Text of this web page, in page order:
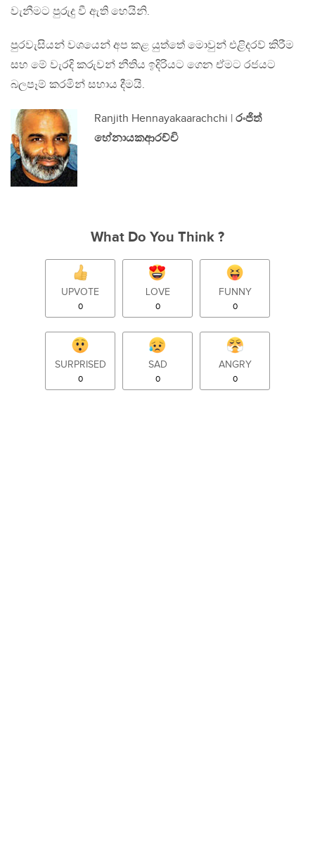
වැනීමට පුරුදු වී ඇති හෙයිනි.
පුරවැසියන් වශයෙන් අප කළ යුත්තේ මොවුන් එළිදරව් කිරීම
සහ මේ වැරදි කරුවන් නීතිය ඉදිරියට ගෙන ඒමට රජයට
බලපෑම් කරමින් සහාය දීමයි.
Ranjith Hennayakaarachchi | රංජිත්
හේනායකආරච්චි
What Do You Think ?
UPVOTE
0
LOVE
0
FUNNY
0
SURPRISED
0
SAD
0
ANGRY
0